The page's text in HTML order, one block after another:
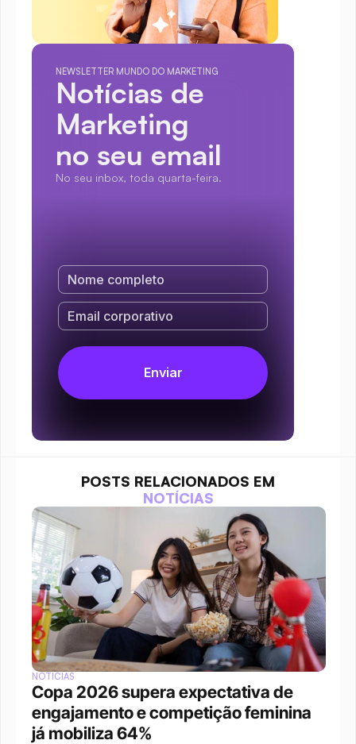
NEWSLETTER MUNDO DO MARKETING
Notícias de
Marketing
no seu email
No seu inbox, toda quarta-feira.
POSTS RELACIONADOS EM
NOTÍCIAS
NOTÍCIAS
Copa 2026 supera expectativa de
engajamento e competição feminina
já mobiliza 64%